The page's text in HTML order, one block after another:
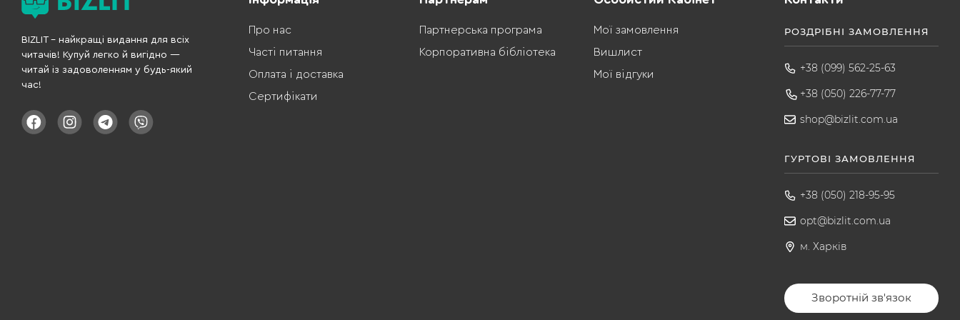
BIZLIT – найкращі видання для всіх
читачів! Купуй легко й вигідно —
читай із задоволенням у будь-який
час!
Про нас
Часті питання
Оплата і доставка
Сертифікати
Партнерська програма
Корпоративна бібліотека
Мої замовлення
Вишлист
Мої відгуки
РОЗДРІБНІ ЗАМОВЛЕННЯ
+38 (099) 562-25-63
+38 (050) 226-77-77
shop@bizlit.com.ua
ГУРТОВІ ЗАМОВЛЕННЯ
+38 (050) 218-95-95
opt@bizlit.com.ua
м. Харків
Зворотній зв'язок